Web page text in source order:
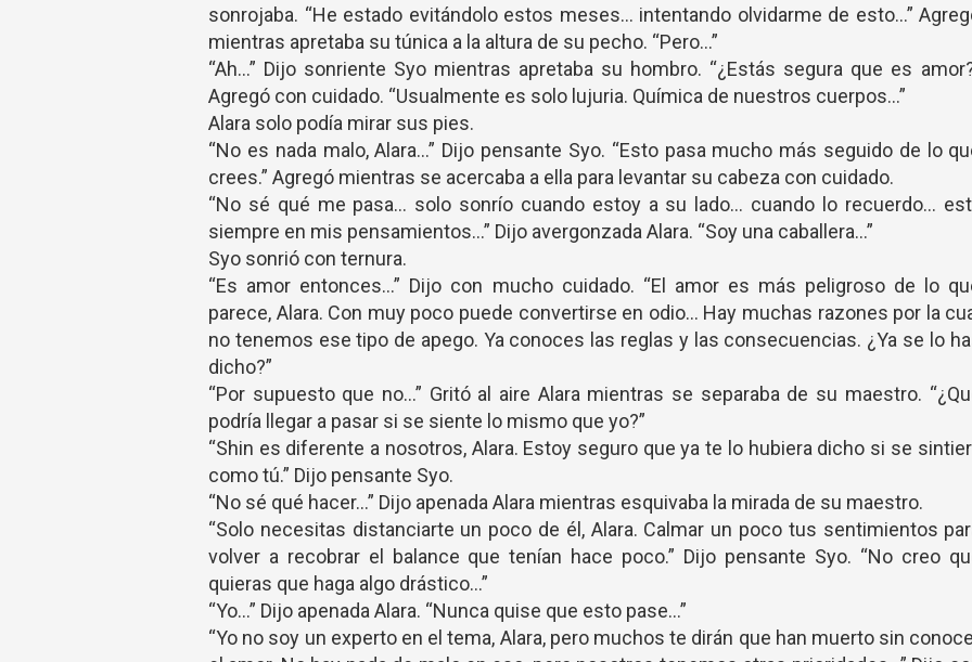
sonrojaba. “He estado evitándolo estos meses… intentando olvidarme de esto…”
mientras apretaba su túnica a la altura de su pecho. “Pero…”
“Ah…” Dijo sonriente Syo mientras apretaba su hombro. “¿Estás segura que es
Agregó con cuidado. “Usualmente es solo lujuria. Química de nuestros cuerpos…”
Alara solo podía mirar sus pies.
“No es nada malo, Alara…” Dijo pensante Syo. “Esto pasa mucho más seguido de lo
crees.” Agregó mientras se acercaba a ella para levantar su cabeza con cuidado.
“No sé qué me pasa… solo sonrío cuando estoy a su lado… cuando lo recuerdo…
siempre en mis pensamientos…” Dijo avergonzada Alara. “Soy una caballera…”
Syo sonrió con ternura.
“Es amor entonces…” Dijo con mucho cuidado. “El amor es más peligroso de lo
parece, Alara. Con muy poco puede convertirse en odio… Hay muchas razones por la
no tenemos ese tipo de apego. Ya conoces las reglas y las consecuencias. ¿Ya se lo
dicho?”
“Por supuesto que no…” Gritó al aire Alara mientras se separaba de su maestro.
podría llegar a pasar si se siente lo mismo que yo?”
“Shin es diferente a nosotros, Alara. Estoy seguro que ya te lo hubiera dicho si se
como tú.” Dijo pensante Syo.
“No sé qué hacer…” Dijo apenada Alara mientras esquivaba la mirada de su maestro.
“Solo necesitas distanciarte un poco de él, Alara. Calmar un poco tus sentimientos
volver a recobrar el balance que tenían hace poco.” Dijo pensante Syo. “No creo
quieras que haga algo drástico…”
“Yo…” Dijo apenada Alara. “Nunca quise que esto pase…”
“Yo no soy un experto en el tema, Alara, pero muchos te dirán que han muerto sin